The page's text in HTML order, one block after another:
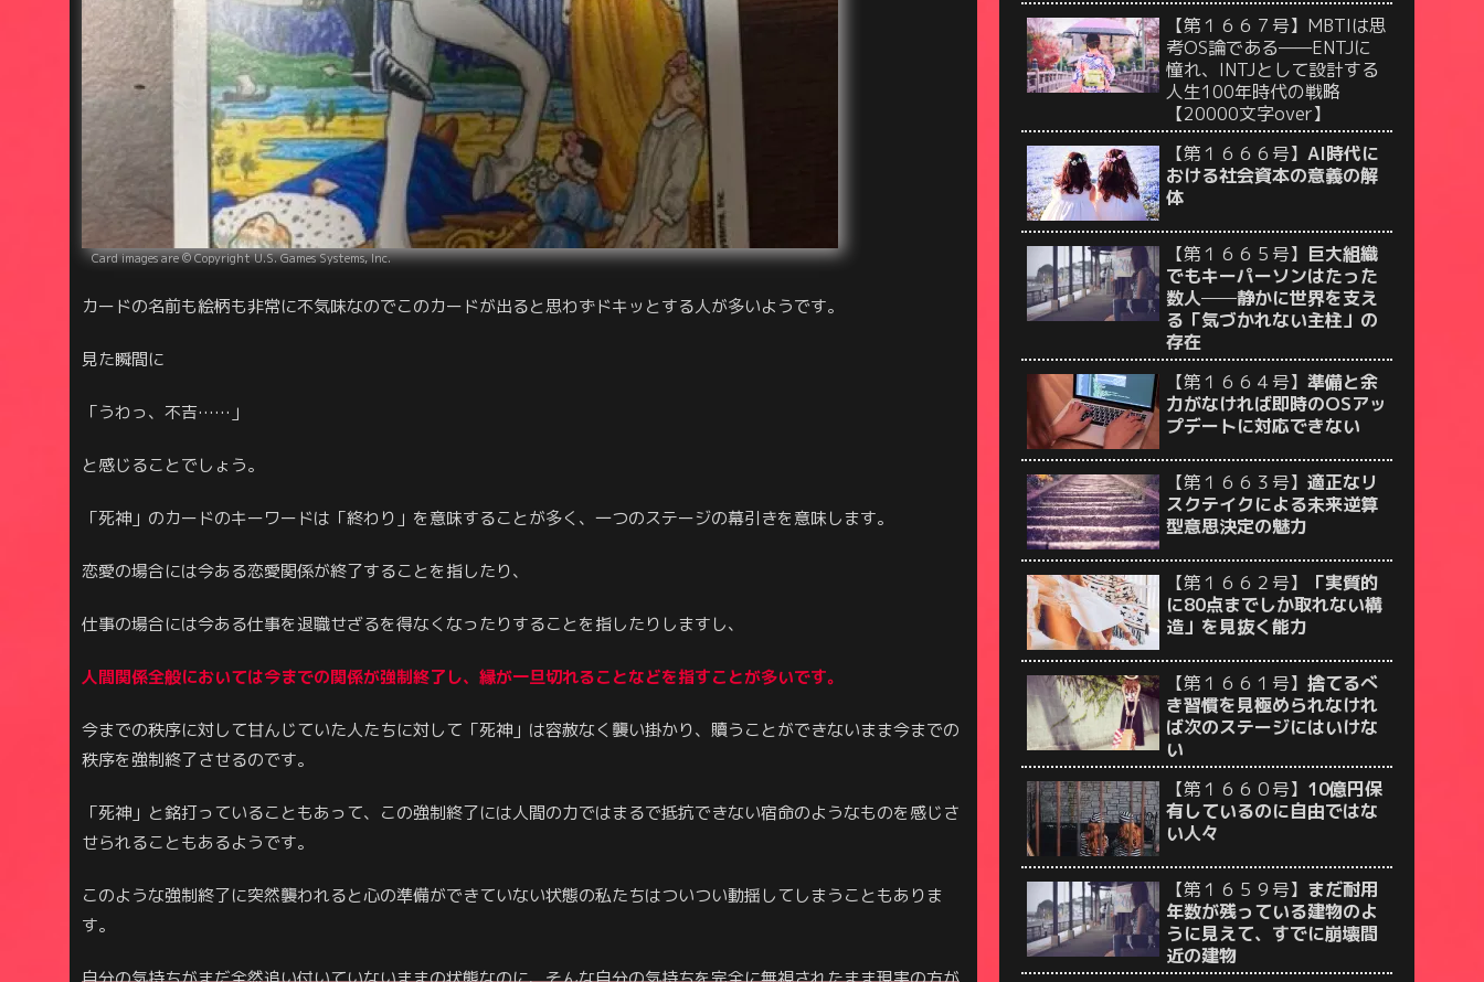
Card images are © Copyright U.S. Games Systems, Inc.
カードの名前も絵柄も非常に不気味なのでこのカードが出ると思わずドキッとする人が多いようです。
見た瞬間に
「うわっ、不吉……」
と感じることでしょう。
「死神」のカードのキーワードは「終わり」を意味することが多く、一つのステージの幕引きを意味します。
恋愛の場合には今ある恋愛関係が終了することを指したり、
仕事の場合には今ある仕事を退職せざるを得なくなったりすることを指したりしますし、
人間関係全般においては今までの関係が強制終了し、縁が一旦切れることなどを指すことが多いです。
今までの秩序に対して甘んじていた人たちに対して「死神」は容赦なく襲い掛かり、贖うことができないまま今までの
秩序を強制終了させるのです。
「死神」と銘打っていることもあって、この強制終了には人間の力ではまるで抵抗できない宿命のようなものを感じさ
せられることもあるようです。
このような強制終了に突然襲われると心の準備ができていない状態の私たちはついつい動揺してしまうこともありま
す。
【第１６６７号】MBTIは思
考OS論である——ENTJに
憧れ、INTJとして設計する
人生100年時代の戦略
【20000文字over】
【第１６６６号】 AI時代に
おける社会資本の意義の解
体
【第１６６５号】 巨大組織
でもキーパーソンはたった
数人──静かに世界を支え
る「気づかれない主柱」の
存在
【第１６６４号】 準備と余
力がなければ即時のOSアッ
プデートに対応できない
【第１６６３号】 適正なリ
スクテイクによる未来逆算
型意思決定の魅力
【第１６６２号】
「実質的
に80点までしか取れない構
造」を見抜く能力
【第１６６１号】 捨てるべ
き習慣を見極められなけれ
ば次のステージにはいけな
い
【第１６６０号】 10億円保
有しているのに自由ではな
い人々
【第１６５９号】 まだ耐用
年数が残っている建物のよ
うに見えて、すでに崩壊間
近の建物